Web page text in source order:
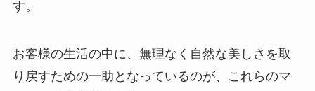
す。
お客様の生活の中に、無理なく自然な美しさを取
り戻すための一助となっているのが、これらのマ